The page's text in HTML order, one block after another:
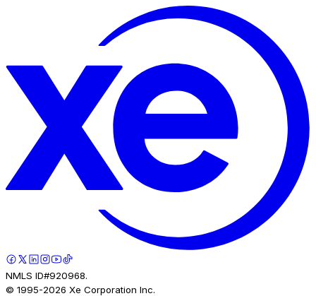
NMLS ID#920968.
© 1995-2026 Xe Corporation Inc.